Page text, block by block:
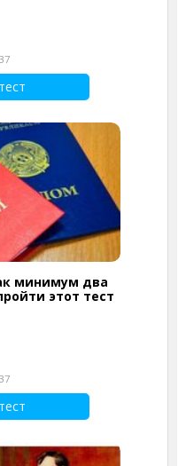
минимум два
этот тест